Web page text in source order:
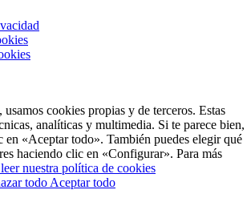
cookies propias y de terceros. Estas
analíticas y multimedia. Si te parece bien,
en «Aceptar todo». También puedes elegir qué
haciendo clic en «Configurar». Para más
nuestra política de cookies
todo Aceptar todo